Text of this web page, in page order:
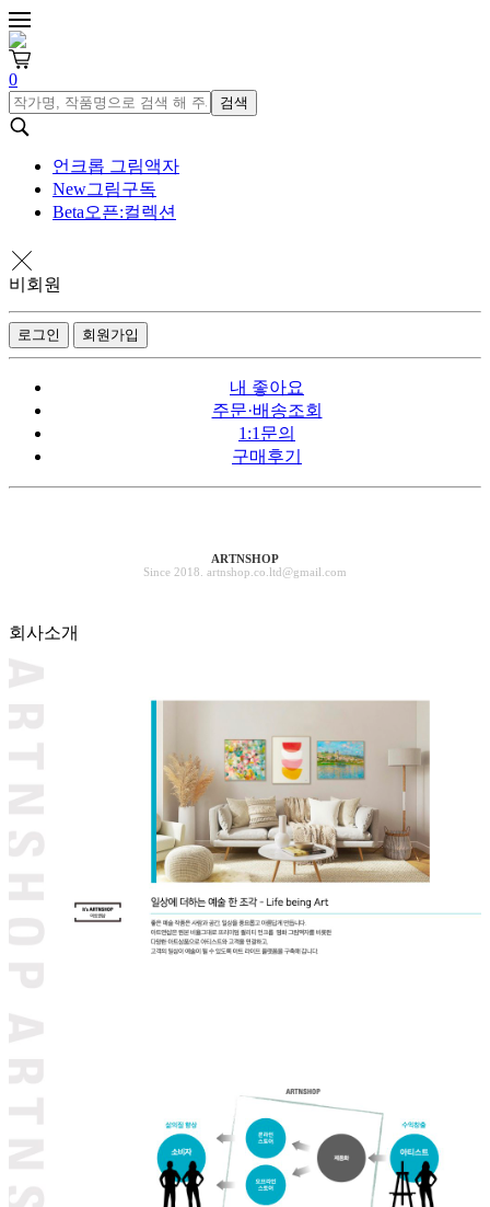
0
검색
언크롭 그림액자
New그림구독
Beta오픈:컬렉션
비회원
로그인 회원가입
내 좋아요
주문·배송조회
1:1문의
구매후기
ARTNSHOP
Since 2018. artnshop.co.ltd@gmail.com
회사소개